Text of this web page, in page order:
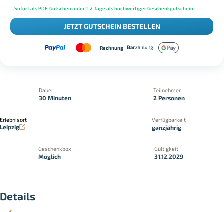
Sofort als PDF-Gutschein oder 1-2 Tage als hochwertiger Geschenkgutschein
JETZT GUTSCHEIN BESTELLEN
Rechnung
Dauer
30 Minuten
Teilnehmer
2 Personen
Erlebnisort
Leipzig
Verfügbarkeit
ganzjährig
Geschenkbox
Möglich
Gültigkeit
31.12.2029
Details